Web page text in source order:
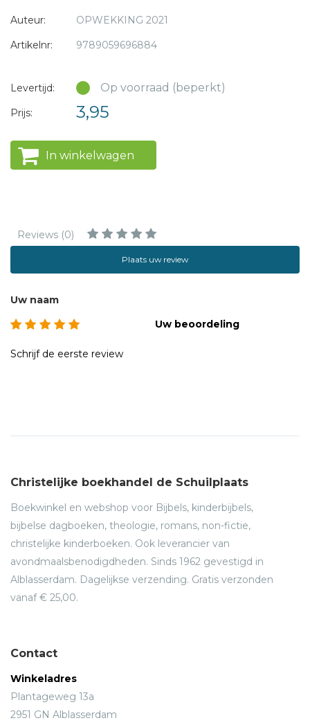
Auteur:
OPWEKKING 2021
Artikelnr:
9789059696884
Levertijd: Op voorraad (beperkt)
Prijs: 3,95
In winkelwagen
Reviews (0)
Plaats uw review
Uw naam
Uw beoordeling
Schrijf de eerste review
Christelijke boekhandel de Schuilplaats
Boekwinkel en webshop voor Bijbels, kinderbijbels,
bijbelse dagboeken, theologie, romans, non-fictie,
christelijke kinderboeken. Ook leverancier van
avondmaalsbenodigdheden. Sinds 1962 gevestigd in
Alblasserdam. Dagelijkse verzending. Gratis verzonden
vanaf € 25,00.
Contact
Winkeladres
Plantageweg 13a
2951 GN Alblasserdam